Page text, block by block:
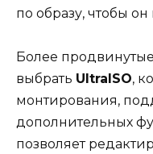
по образу, чтобы
Более
выбрать UltraISO,
монтирования,
дополнительных
позволяет